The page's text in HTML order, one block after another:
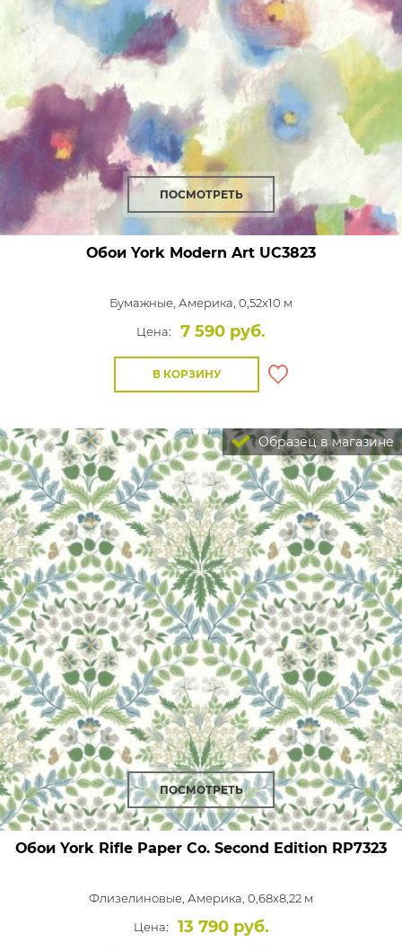
ПОСМОТРЕТЬ
Обои York Modern Art UC3823
Бумажные, Америка, 0,52x10 м
Цена:
7 590 руб.
В КОРЗИНУ
Образец в магазине
ПОСМОТРЕТЬ
Обои York Rifle Paper Co. Second Edition RP7323
Флизелиновые, Америка, 0,68x8,22 м
Цена:
13 790 руб.